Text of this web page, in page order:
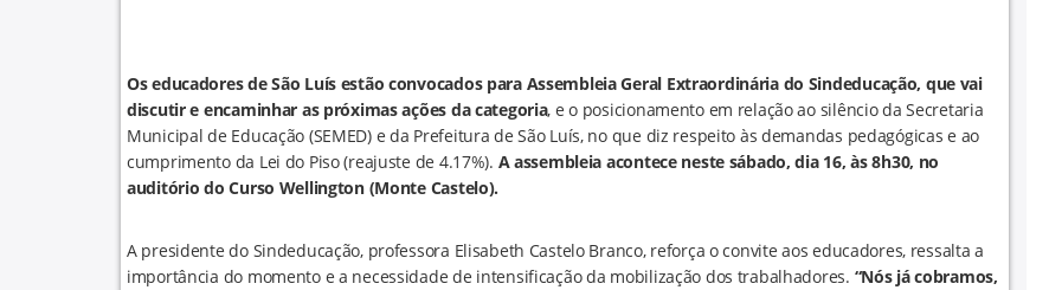
Os educadores de São Luís estão convocados para Assembleia Geral Extraordinária do Sindeducação, que vai
discutir e encaminhar as próximas ações da categoria, e o posicionamento em relação ao silêncio da Secretaria
Municipal de Educação (SEMED) e da Prefeitura de São Luís, no que diz respeito às demandas pedagógicas e ao
cumprimento da Lei do Piso (reajuste de 4.17%). A assembleia acontece neste sábado, dia 16, às 8h30, no
auditório do Curso Wellington (Monte Castelo).
A presidente do Sindeducação, professora Elisabeth Castelo Branco, reforça o convite aos educadores, ressalta a
importância do momento e a necessidade de intensificação da mobilização dos trabalhadores. “Nós já cobramos,